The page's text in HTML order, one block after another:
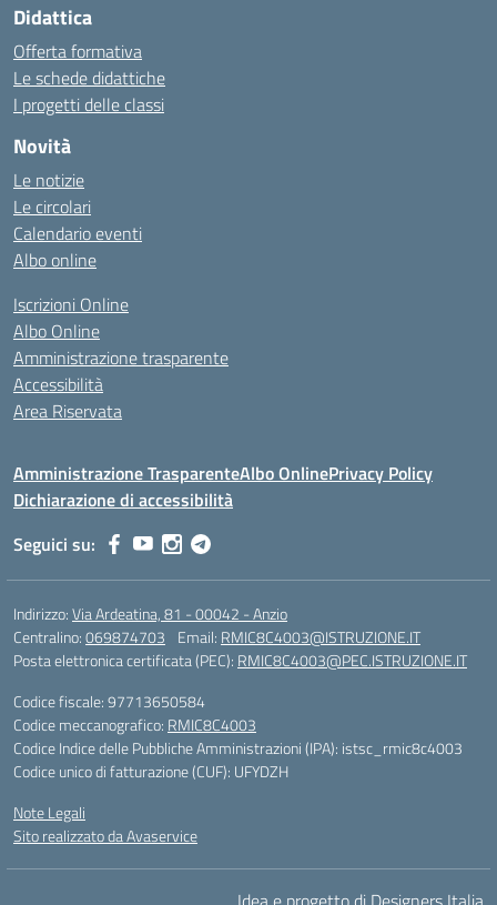
Didattica
Offerta formativa
Le schede didattiche
I progetti delle classi
Novità
Le notizie
Le circolari
Calendario eventi
Albo online
Iscrizioni Online
Albo Online
Amministrazione trasparente
Accessibilità
Area Riservata
Amministrazione TrasparenteAlbo OnlinePrivacy Policy
Dichiarazione di accessibilità
Seguici su:
Indirizzo:Via Ardeatina, 81 - 00042 - Anzio
Centralino:069874703 Email: RMIC8C4003@ISTRUZIONE.IT
Posta elettronica certificata (PEC): RMIC8C4003@PEC.ISTRUZIONE.IT
Codice fiscale: 97713650584
Codice meccanografico: RMIC8C4003
Codice Indice delle Pubbliche Amministrazioni (IPA): istsc_rmic8c4003
Codice unico di fatturazione (CUF): UFYDZH
Note Legali
Sito realizzato da Avaservice